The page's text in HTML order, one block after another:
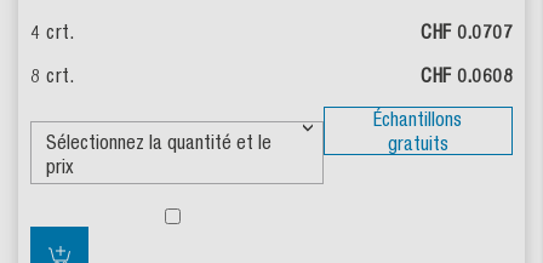
CHF 0.0707
CHF 0.0608
Échantillons
gratuits